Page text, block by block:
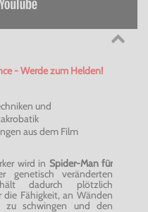
- Werde zum Helden!
und
aus dem Film
wird in Spider-Man für
genetisch veränderten
dadurch plötzlich
Fähigkeit, an Wänden
schwingen und den